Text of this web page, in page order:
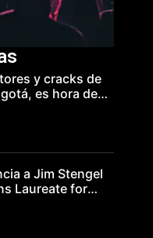
y cracks de
es hora de
más top
su talento.
a Jim Stengel
Laureate for